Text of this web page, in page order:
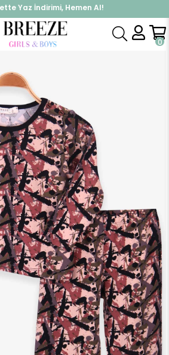
Yaz İndirimi, Hemen Al!
İndirimi Kap, Hemen Üye Ol!
0
ERKEK Pijama Takımı